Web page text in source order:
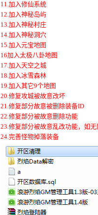
11.加入修仙系统
12.加入神秘岛屿
13.加入神秘村庄
14.加入神秘洞穴
15.加入元宝地图
16加入太极八卦地图
17.加入天空之城
18.加入冰雪森林
19.加入其它9个地图
20.修复攻城被故意改坏
21.修复部分故意被删除装备ID
22.修复部分被故意删除功能
23.修复部分被故意乱改功能，如
24.完善怪物掉落装备